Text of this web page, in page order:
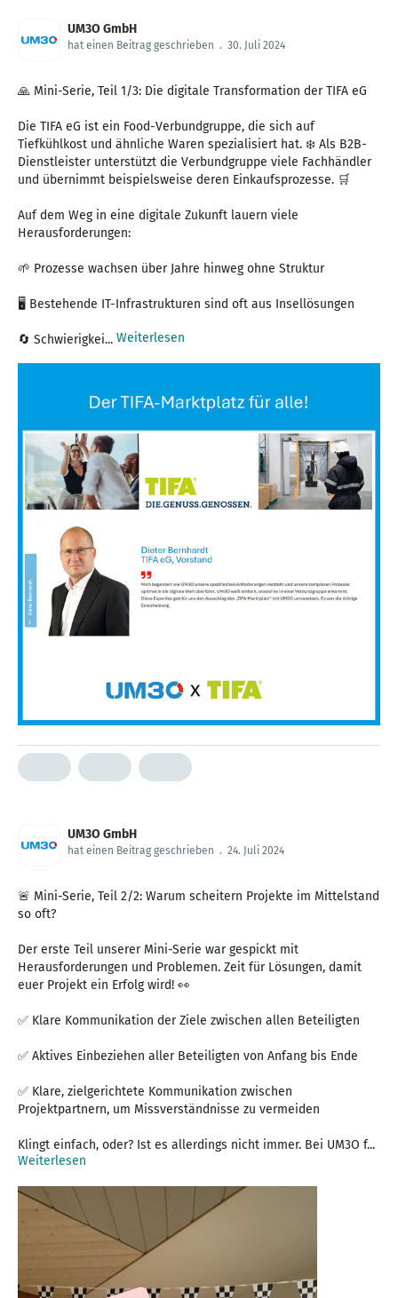
UM3O GmbH
hat einen Beitrag geschrieben . 30. Juli 2024
🙏 Mini-Serie, Teil 1/3: Die digitale Transformation der TIFA eG
Die TIFA eG ist ein Food-Verbundgruppe, die sich auf
Tiefkühlkost und ähnliche Waren spezialisiert hat. ❄️ Als B2B-
Dienstleister unterstützt die Verbundgruppe viele Fachhändler
und übernimmt beispielsweise deren Einkaufsprozesse. 🛒
Auf dem Weg in eine digitale Zukunft lauern viele
Herausforderungen:
🌱 Prozesse wachsen über Jahre hinweg ohne Struktur
🖥️ Bestehende IT-Infrastrukturen sind oft aus Insellösungen
🔄 Schwierigkei... Weiterlesen
UM3O GmbH
hat einen Beitrag geschrieben . 24. Juli 2024
🚨 Mini-Serie, Teil 2/2: Warum scheitern Projekte im Mittelstand
so oft?
Der erste Teil unserer Mini-Serie war gespickt mit
Herausforderungen und Problemen. Zeit für Lösungen, damit
euer Projekt ein Erfolg wird! 👀
✅ Klare Kommunikation der Ziele zwischen allen Beteiligten
✅ Aktives Einbeziehen aller Beteiligten von Anfang bis Ende
✅ Klare, zielgerichtete Kommunikation zwischen
Projektpartnern, um Missverständnisse zu vermeiden
Klingt einfach, oder? Ist es allerdings nicht immer. Bei UM3O f...
Weiterlesen